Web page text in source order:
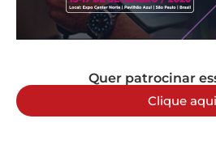
Quer patrocinar
Clique aqui